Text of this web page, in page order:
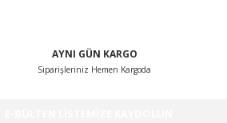
AYNI GÜN KARGO
Siparişleriniz Hemen Kargoda